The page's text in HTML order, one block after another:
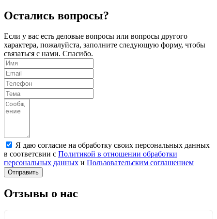
Остались вопросы?
Если у вас есть деловые вопросы или вопросы другого
характера, пожалуйста, заполните следующую форму, чтобы
связаться с нами. Спасибо.
Я даю согласие на обработку своих персональных данных
в соответсвии с Политикой в отношении обработки
персональных данных и Пользовательским соглашением
Отправить
Отзывы о нас